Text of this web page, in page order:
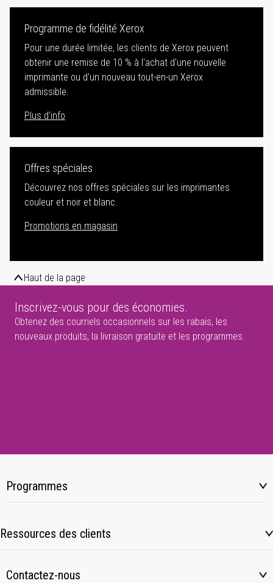
Programme de fidélité Xerox
Pour une durée limitée, les clients de Xerox peuvent
obtenir une remise de 10 % à l'achat d'une nouvelle
imprimante ou d'un nouveau tout-en-un Xerox
admissible.
Plus d'info
Offres spéciales
Découvrez nos offres spéciales sur les imprimantes
couleur et noir et blanc.
Promotions en magasin
Haut de la page
Inscrivez-vous pour des économies.
Obtenez des courriels occasionnels sur les rabais, les
nouveaux produits, la livraison gratuite et les programmes.
Programmes
Ressources des clients
Contactez-nous